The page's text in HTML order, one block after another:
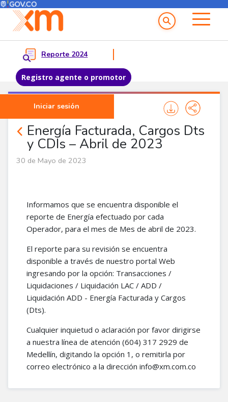
Pasar al contenido principal
Menú del Usuario
Reporte 2024
Registro agente o promotor
Iniciar sesión
Menu principal
Energía Facturada, Cargos Dts
y CDIs – Abril de 2023
Noticias Agentes
30 de Mayo de 2023
Informamos que se encuentra disponible el
reporte de Energía efectuado por cada
Operador, para el mes de Mes de abril de 2023.
El reporte para su revisión se encuentra
disponible a través de nuestro portal Web
ingresando por la opción: Transacciones /
Liquidaciones / Liquidación LAC / ADD /
Liquidación ADD - Energía Facturada y Cargos
(Dts).
Cualquier inquietud o aclaración por favor dirigirse
a nuestra línea de atención (604) 317 2929 de
Medellín, digitando la opción 1, o remitirla por
correo electrónico a la dirección info@xm.com.co